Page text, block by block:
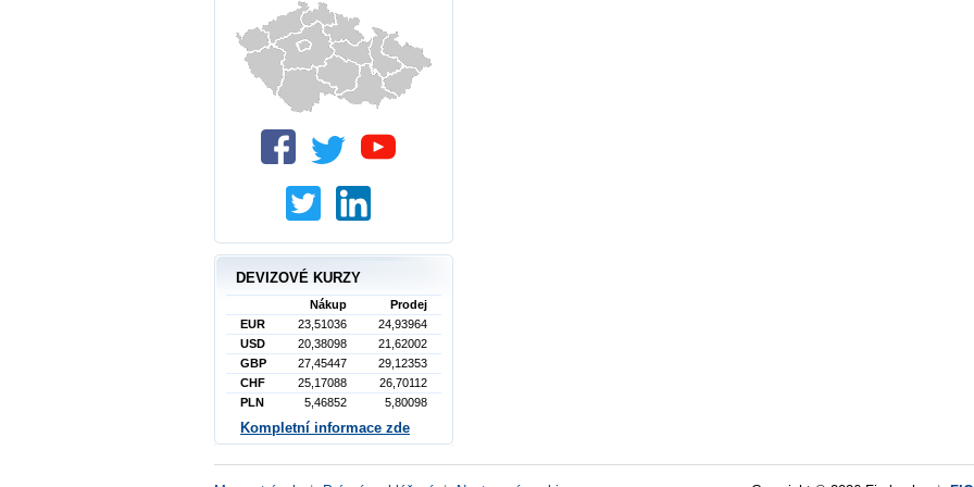
DEVIZOVÉ KURZY
Nákup
Prodej
EUR
23,51036
24,93964
USD
20,38098
21,62002
GBP
27,45447
29,12353
CHF
25,17088
26,70112
PLN
5,46852 5,80098
Kompletní informace zde